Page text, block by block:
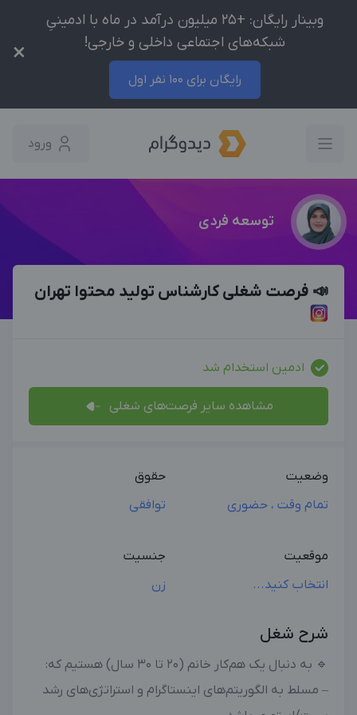
وبینار رایگان: +25 میلیون درآمد در ماه با ادمینیِ
شبکه‌های اجتماعی داخلی و خارجی!
رایگان برای 100 نفر اول
×
ورود
توسعه فردی
📣 فرصت شغلی کارشناس تولید محتوا تهران
ادمین استخدام شد
مشاهده سایر فرصت‌های شغلی
وضعیت
تمام وقت ، حضوری
حقوق
توافقی
موقعیت
انتخاب کنید...
جنسیت
زن
شرح شغل
🔹 به دنبال یک هم‌کار خانم (۲۰ تا ۳۰ سال) هستیم که:
– مسلط به الگوریتم‌های اینستاگرام و استراتژی‌های رشد